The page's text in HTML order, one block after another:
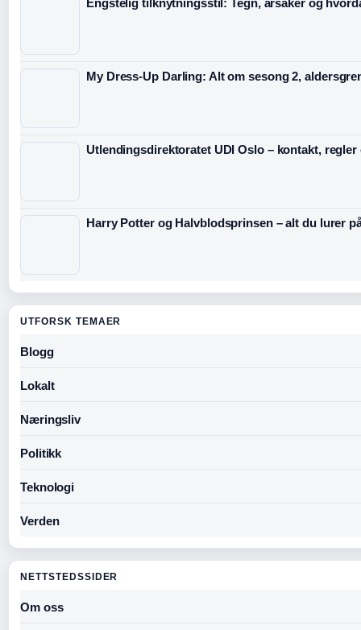
Engstelig tilknytningsstil: Tegn, årsaker og
My Dress-Up Darling: Alt om sesong 2,
Utlendingsdirektoratet UDI Oslo – kontakt,
Harry Potter og Halvblodsprinsen – alt du lurer
UTFORSK TEMAER
Blogg
Lokalt
Næringsliv
Politikk
Teknologi
Verden
NETTSTEDSSIDER
Om oss